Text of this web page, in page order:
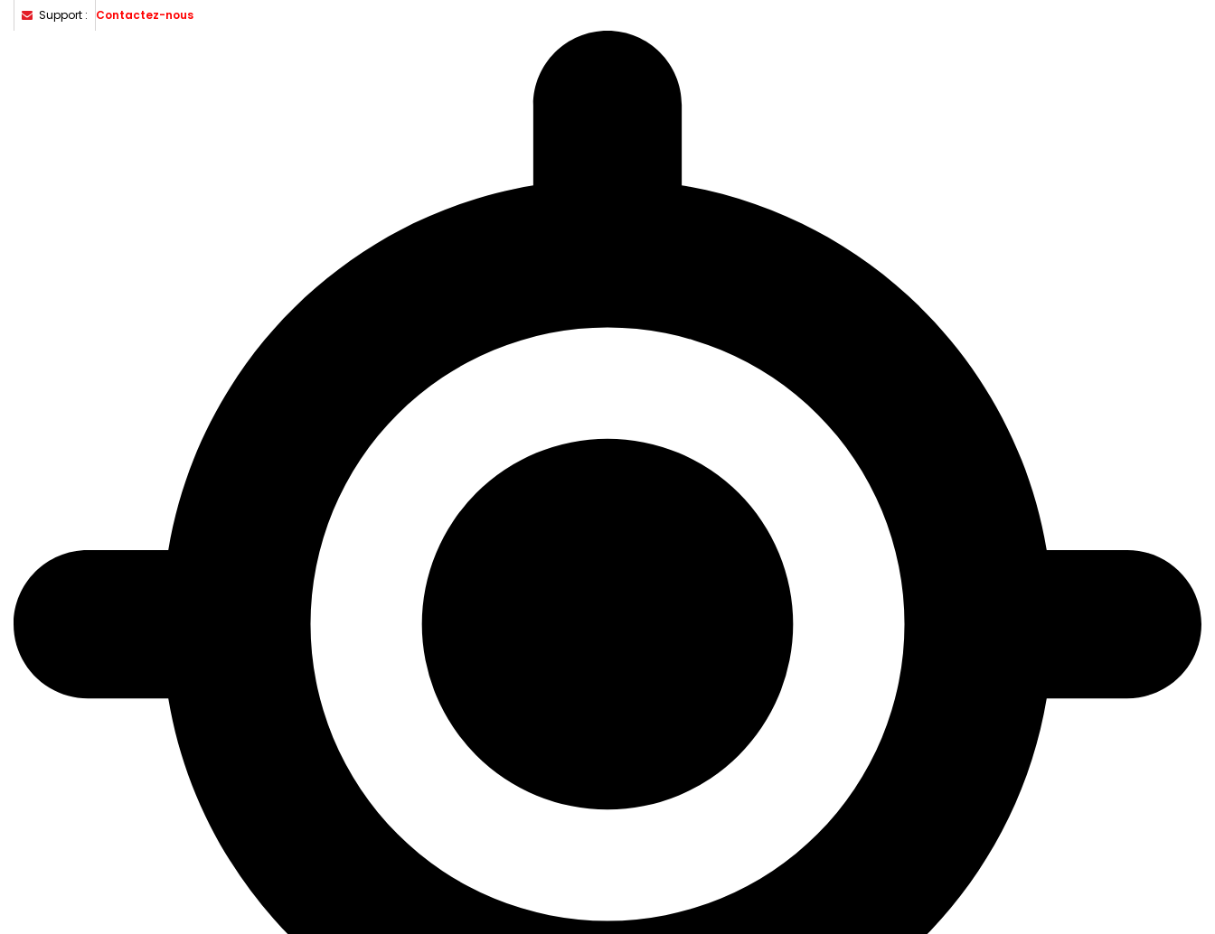
Support : Contactez-nous